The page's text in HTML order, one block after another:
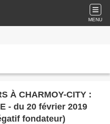
MENU
À CHARMOY-CITY :
- du 20 février 2019
fondateur)